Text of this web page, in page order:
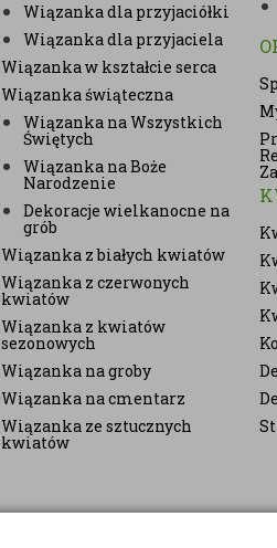
Wiązanka dla przyjaciółki
Wiązanka dla przyjaciela
Wiązanka w kształcie serca
Wiązanka świąteczna
Wiązanka na Wszystkich
Świętych
Wiązanka na Boże
Narodzenie
Dekoracje wielkanocne na
grób
Wiązanka z białych kwiatów
Wiązanka z czerwonych
kwiatów
Wiązanka z kwiatów
sezonowych
Wiązanka na groby
Wiązanka na cmentarz
Wiązanka ze sztucznych
kwiatów